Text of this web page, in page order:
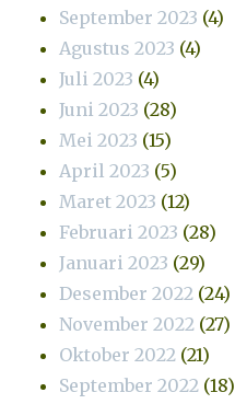
September 2023 (4)
Agustus 2023 (4)
Juli 2023 (4)
Juni 2023 (28)
Mei 2023 (15)
April 2023 (5)
Maret 2023 (12)
Februari 2023 (28)
Januari 2023 (29)
Desember 2022 (24)
November 2022 (27)
Oktober 2022 (21)
September 2022 (18)